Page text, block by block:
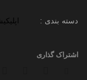
دسته بندی :